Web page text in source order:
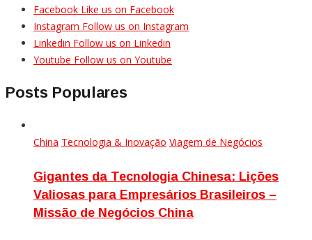
Facebook Like us on Facebook
Instagram Follow us on Instagram
Linkedin Follow us on Linkedin
Youtube Follow us on Youtube
Posts Populares
China Tecnologia & Inovação Viagem de Negócios
Gigantes da Tecnologia Chinesa: Lições
Valiosas para Empresários Brasileiros –
Missão de Negócios China